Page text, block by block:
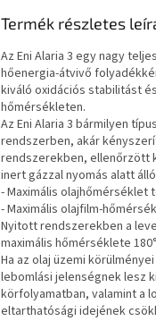
Termék részletes
Az Eni Alaria 3 egy nagy
hőenergia-átvivő
kiváló oxidációs stabilitást
hőmérsékleten.
Az Eni Alaria 3 bármilyen
rendszerben, akár
rendszerekben, ellenőrzött
inert gázzal nyomás alatt
- Maximális olajhőmérséklet
- Maximális olajfilm-
Nyitott rendszerekben a
maximális hőmérséklete
Ha az olaj üzemi
lebomlási jelenségnek lesz
körfolyamatban, valamint a
eltarthatósági idejének